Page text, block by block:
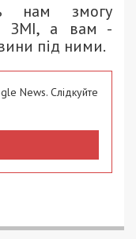
нам змогу
ЗМІ, а вам -
під ними.
News. Слідкуйте